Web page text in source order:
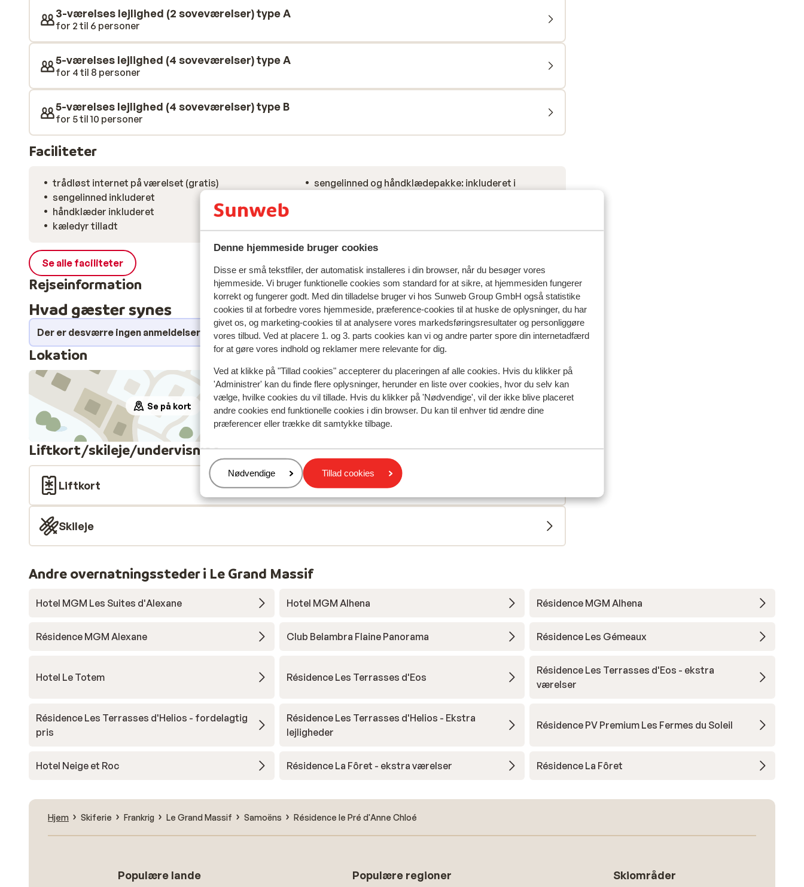
Denne hjemmeside bruger cookies
Disse er små tekstfiler, der automatisk installeres i din browser, når du besøger vores
hjemmeside. Vi bruger funktionelle cookies som standard for at sikre, at hjemmesiden fungerer
korrekt og fungerer godt. Med din tilladelse bruger vi hos Sunweb Group GmbH også statistike
cookies til at forbedre vores hjemmeside, præference-cookies til at huske de oplysninger, du har
givet os, og marketing-cookies til at analysere vores markedsføringsresultater og personliggøre
vores tilbud. Ved at placere 1. og 3. parts cookies kan vi og andre parter spore din internetadfærd
for at gøre vores indhold og reklamer mere relevante for dig.
Ved at klikke på "Tillad cookies" accepterer du placeringen af alle cookies. Hvis du klikker på
'Administrer' kan du finde flere oplysninger, herunder en liste over cookies, hvor du selv kan
vælge, hvilke cookies du vil tillade. Hvis du klikker på 'Nødvendige', vil der ikke blive placeret
andre cookies end funktionelle cookies i din browser. Du kan til enhver tid ændre dine
præferencer eller trække dit samtykke tilbage.
Administrer
Nødvendige Tillad cookies
3-værelses lejlighed (2 soveværelser) type A
for 2 til 6 personer
5-værelses lejlighed (4 soveværelser) type A
for 4 til 8 personer
5-værelses lejlighed (4 soveværelser) type B
for 5 til 10 personer
Faciliteter
trådløst internet på værelset (gratis)
sengelinned inkluderet
håndklæder inkluderet
kæledyr tilladt
sengelinned og håndklædepakke: inkluderet i
Se alle faciliteter
Rejseinformation
Hvad gæster synes
Der er desværre ingen anmeldelser for dette overnatningssted i øjeblikket.
Lokation
Se på kort
I området
Afstand til centrum: ca. 850 meter
Afstand til skilift ca. 2000 meter
Liftkort/skileje/undervisning
Liftkort
Skileje
Andre overnatningssteder i Le Grand Massif
Hotel MGM Les Suites d'Alexane Hotel MGM Alhena Résidence MGM Alhena
Résidence MGM Alexane Club Belambra Flaine Panorama Résidence Les Gémeaux
Hotel Le Totem Résidence Les Terrasses d'Eos
Résidence Les Terrasses d'Eos - ekstra
værelser
Résidence Les Terrasses d'Helios - fordelagtig
pris
Résidence Les Terrasses d'Helios - Ekstra
lejligheder
Résidence PV Premium Les Fermes du Soleil
Hotel Neige et Roc Résidence La Fôret - ekstra værelser Résidence La Fôret
Hjem Skiferie Frankrig Le Grand Massif Samoëns Résidence le Pré d'Anne Chloé
Populære lande Populære regioner Skiområder